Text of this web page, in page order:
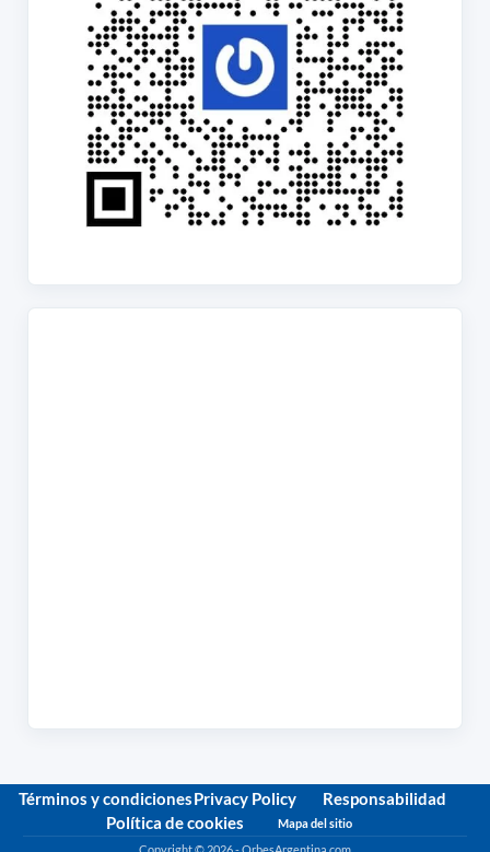
Términos y condicionesPrivacy Policy
Responsabilidad
Política de cookies
Mapa del sitio